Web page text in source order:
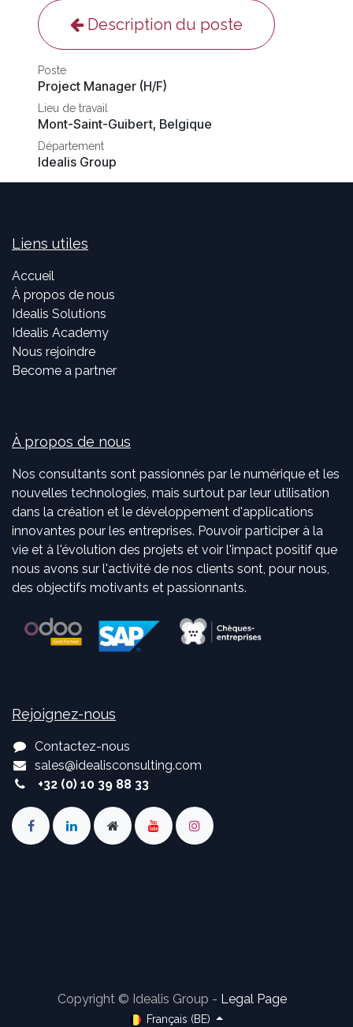
Description du poste
Poste
Project Manager (H/F)
Lieu de travail
Mont-Saint-Guibert, Belgique
Département
Idealis Group
Liens utiles
Accueil
À propos de nous
Idealis Solutions
Idealis Academy
Nous rejoindre
Become a partner
À propos de nous
Nos consultants sont passionnés par le numérique et les
nouvelles technologies, mais surtout par leur utilisation
dans la création et le développement d'applications
innovantes pour les entreprises. Pouvoir participer à la
vie et à l'évolution des projets et voir l'impact positif que
nous avons sur l'activité de nos clients sont, pour nous,
des objectifs motivants et passionnants.
Rejoignez-nous
Contactez-nous
sales@idealisconsulting.com
+32 (0) 10 39 88 33
Copyright © Idealis Group - Legal Page
Français (BE)